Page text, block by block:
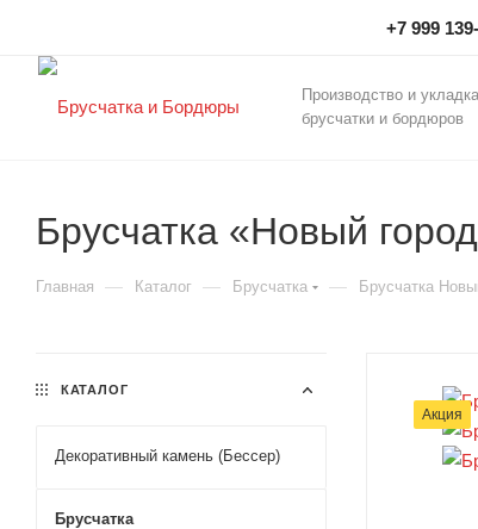
+7 999
Производство и укладка
брусчатки и бордюров
Брусчатка «Новый
Главная — Каталог — Брусчатка — Брусчатка
Акция
КАТАЛОГ
Декоративный камень (Бессер)
Брусчатка